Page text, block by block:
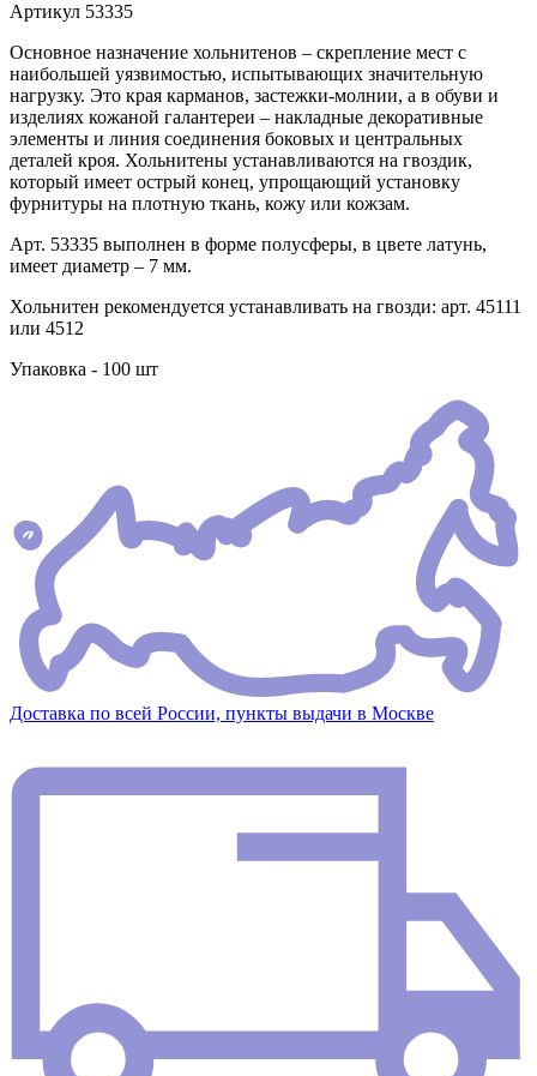
Артикул 53335
Основное назначение хольнитенов – скрепление мест с
наибольшей уязвимостью, испытывающих значительную
нагрузку. Это края карманов, застежки-молнии, а в обуви и
изделиях кожаной галантереи – накладные декоративные
элементы и линия соединения боковых и центральных
деталей кроя. Хольнитены устанавливаются на гвоздик,
который имеет острый конец, упрощающий установку
фурнитуры на плотную ткань, кожу или кожзам.
Арт. 53335 выполнен в форме полусферы, в цвете латунь,
имеет диаметр – 7 мм.
Хольнитен рекомендуется устанавливать на гвозди: арт. 45111
или 4512
Упаковка - 100 шт
Доставка по всей России, пункты выдачи в Москве